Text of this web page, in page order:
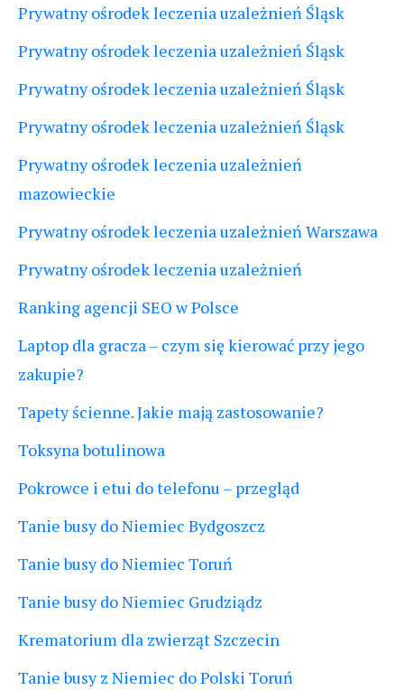
Prywatny ośrodek leczenia uzależnień Śląsk
Prywatny ośrodek leczenia uzależnień Śląsk
Prywatny ośrodek leczenia uzależnień Śląsk
Prywatny ośrodek leczenia uzależnień Śląsk
Prywatny ośrodek leczenia uzależnień
mazowieckie
Prywatny ośrodek leczenia uzależnień Warszawa
Prywatny ośrodek leczenia uzależnień
Ranking agencji SEO w Polsce
Laptop dla gracza – czym się kierować przy jego
zakupie?
Tapety ścienne. Jakie mają zastosowanie?
Toksyna botulinowa
Pokrowce i etui do telefonu – przegląd
Tanie busy do Niemiec Bydgoszcz
Tanie busy do Niemiec Toruń
Tanie busy do Niemiec Grudziądz
Krematorium dla zwierząt Szczecin
Tanie busy z Niemiec do Polski Toruń